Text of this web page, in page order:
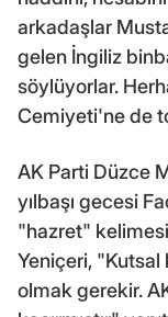
arkadaşlar
gelen İngiliz
söylüyorlar.
Cemiyeti'ne de
AK Parti Düzce
yılbaşı gecesi
"hazret"
Yeniçeri, "Kutsal
olmak gerekir.